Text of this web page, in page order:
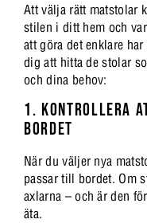
Att välja rätt matstolar
stilen i ditt hem och
att göra det enklare
dig att hitta de stolar
och dina behov:
1. KONTROLLERA
BORDET
När du väljer nya
passar till bordet. Om
axlarna – och är den
äta.